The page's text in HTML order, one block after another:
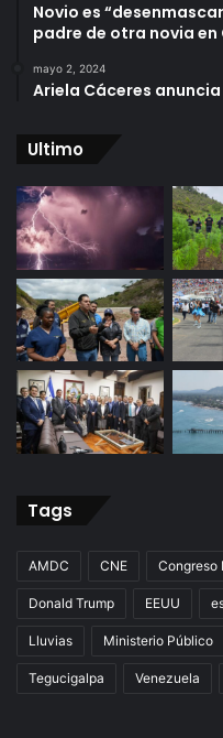
Novio es
padre de otra novia
mayo 2, 2024
Ariela Cáceres
Ultimo
Tags
AMDC CNE Congreso
Donald Trump EEUU
Lluvias Ministerio Público
Tegucigalpa Venezuela